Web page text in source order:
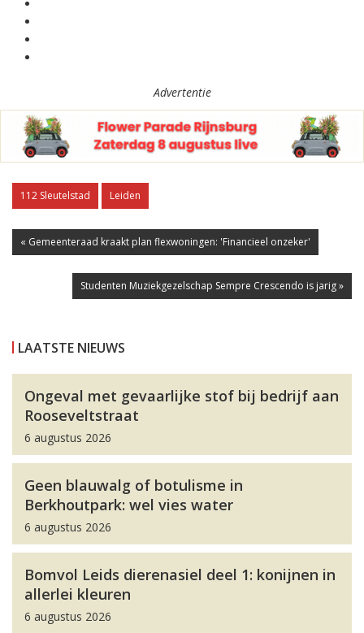
Advertentie
112 Sleutelstad Leiden
« Gemeenteraad kraakt plan flexwoningen: 'Financieel onzeker'
Studenten Muziekgezelschap Sempre Crescendo is jarig »
LAATSTE NIEUWS
Ongeval met gevaarlijke stof bij bedrijf aan
Rooseveltstraat
6 augustus 2026
Geen blauwalg of botulisme in
Berkhoutpark: wel vies water
6 augustus 2026
Bomvol Leids dierenasiel deel 1: konijnen in
allerlei kleuren
6 augustus 2026